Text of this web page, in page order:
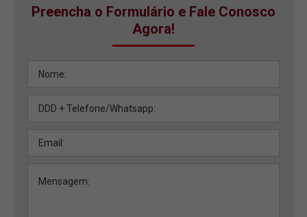
Preencha o Formulário e Fale Conosco
Agora!